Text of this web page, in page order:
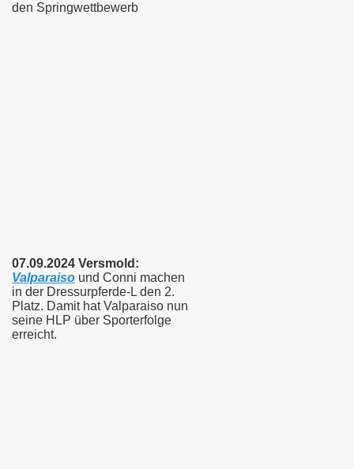
den Springwettbewerb
07.09.2024 Versmold:
Valparaiso und Conni machen
in der Dressurpferde-L den 2.
Platz. Damit hatValparaiso nun
seine HLP über Sporterfolge
erreicht.